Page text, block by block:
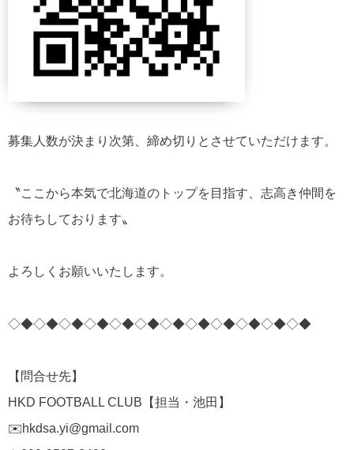
募集人数が決まり次第、締め切りとさせていただけます。
〝ここから本気で北海道のトップを目指す、志高き仲間を
お待ちしております〟
よろしくお願いいたします。
◇◆◇◆◇◆◇◆◇◆◇◆◇◆◇◆◇◆◇◆◇◆◇◆
【問合せ先】
HKD FOOTBALL CLUB【担当・池田】
✉️hkdsa.yi@gmail.com